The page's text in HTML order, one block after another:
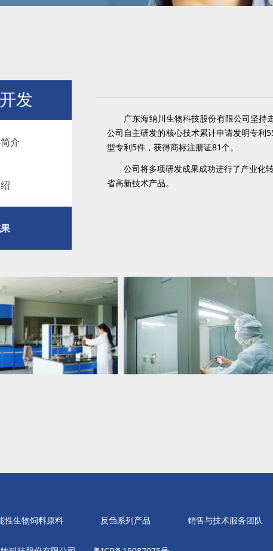
发
介
介
广东海纳川生物科技股份有限公司坚持走
公司自主研发的核心技术累计申请发明专利
型专利5件，获得商标注册证81个。
公司将多项研发成果成功进行了产业化转
省高新技术产品。
性生物饲料原料 反刍系列产品 销售与技术服务团队